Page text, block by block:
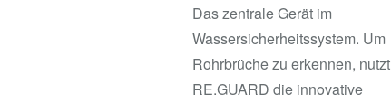
Das zentrale Gerät im
Wassersicherheitssystem. Um
Rohrbrüche zu erkennen, nutzt
RE.GUARD die innovative